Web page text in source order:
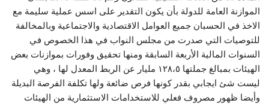
الموازنة العامة للدولة بأن يكون التقدير على اسس عملية سليمة مع
الاخذ في الحسبان جميع العوامل الاقتصادية والاجتماعية وبالمخالفة
للتوصيات التي صدرت من مجلس النواب في هذا الخصوص في
السنوات المالية الأربعة السابقة ومنها تحقيق وفورات بموازنات بعض
الهيئات بمبالغ جملتها ١٢٨،٥ مليار عن الربط المعدل لها ، وهي
ليست شئ ايجابي بقدر كونها فرص ضائعة ولها تكلفة الفرصة البديلة
وأيضا ظهور مصروف فعلي للاستخدامات الاستثمارية من الهيئات